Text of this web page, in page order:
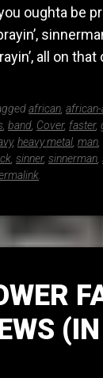
oughta be
all on that
african,
, band, Cover, faster,
, heavy metal, man,
, sinner, sinnerman,
.